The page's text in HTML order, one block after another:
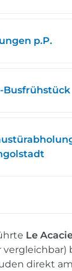
p.P.
Busfrühstück
Le
vergleichbar)
direkt